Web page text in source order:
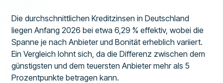
Die durchschnittlichen Kreditzinsen in Deutschland
liegen Anfang 2026 bei etwa 6,29 % effektiv, wobei die
Spanne je nach Anbieter und Bonität erheblich variiert.
Ein Vergleich lohnt sich, da die Differenz zwischen dem
günstigsten und dem teuersten Anbieter mehr als 5
Prozentpunkte betragen kann.